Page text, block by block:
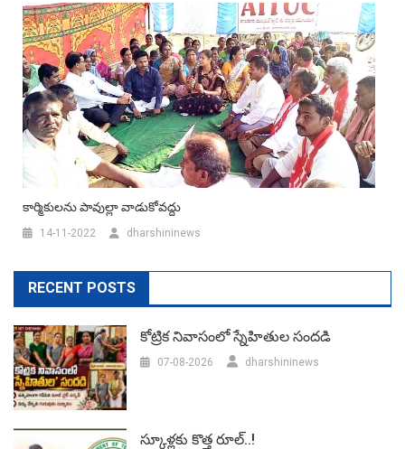
కార్మికులను పావుల్లా వాడుకోవద్దు
14-11-2022 dharshininews
RECENT POSTS
కోట్రిక నివాసంలో స్నేహితుల సందడి
07-08-2026 dharshininews
స్కూళ్లకు కొత్త రూల్..!